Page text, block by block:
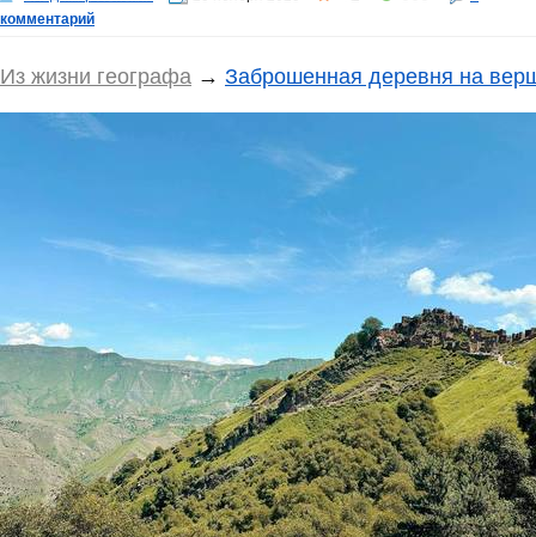
комментарий
Из жизни географа → Заброшенная деревня на